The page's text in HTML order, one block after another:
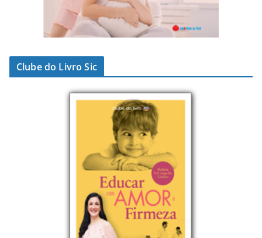
Clube do Livro Sic